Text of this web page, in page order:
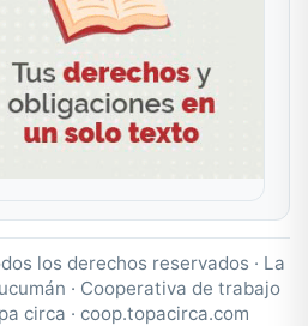
los derechos reservados · La
· Cooperativa de trabajo
circa · coop.topacirca.com